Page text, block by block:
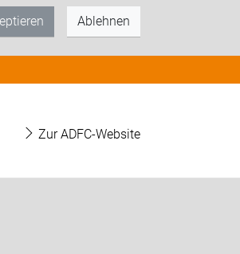
Ablehnen
Zur ADFC-Website